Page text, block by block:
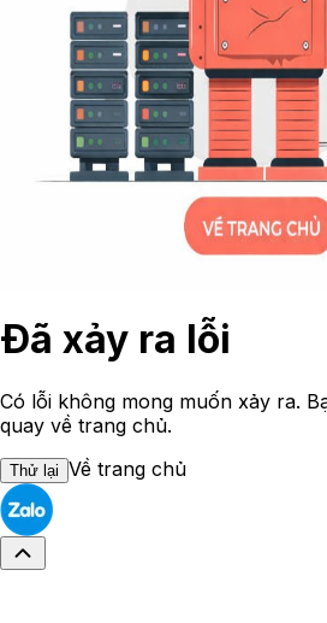
Đã xảy ra lỗi
Có lỗi không mong muốn xảy ra.
quay về trang chủ.
Thử lại Về trang chủ